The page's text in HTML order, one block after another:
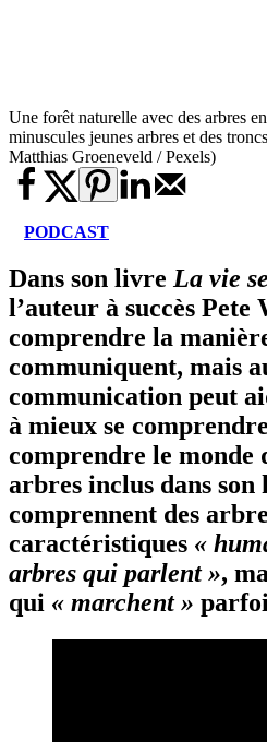
Une forêt naturelle avec des arbres
minuscules jeunes arbres et des
Matthias Groeneveld / Pexels)
PODCAST
Dans son livre La vie
l’auteur à succès Pete
comprendre la
communiquent, mais
communication peut
à mieux se
comprendre le monde
arbres inclus dans son
comprennent des
caractéristiques «
arbres qui parlent »,
qui « marchent »